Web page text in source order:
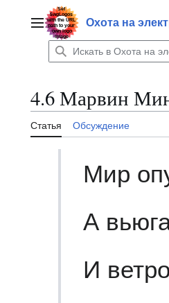
содержаниюГлавное менюОхота на
4.6 Марвин
Статья Обсуждение
Мир
А
И